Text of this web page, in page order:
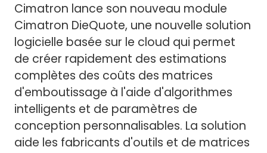
Cimatron lance son nouveau module
Cimatron DieQuote, une nouvelle solution
logicielle basée sur le cloud qui permet
de créer rapidement des estimations
complètes des coûts des matrices
d'emboutissage à l'aide d'algorithmes
intelligents et de paramètres de
conception personnalisables. La solution
aide les fabricants d'outils et de matrices